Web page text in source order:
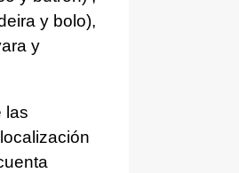
y bolo),
y
las